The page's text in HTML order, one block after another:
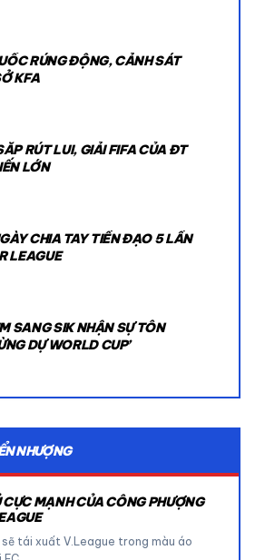
RÚNG ĐỘNG, CẢNH SÁT
KFA
RÚT LUI, GIẢI FIFA CỦA ĐT
LỚN
CHIA TAY TIỀN ĐẠO 5 LẦN
LEAGUE
SANG SIK NHẬN SỰ TÔN
DỰ WORLD CUP’
NHƯỢNG
MẠNH CỦA CÔNG PHƯỢNG
sẽ tái xuất V.League trong màu áo